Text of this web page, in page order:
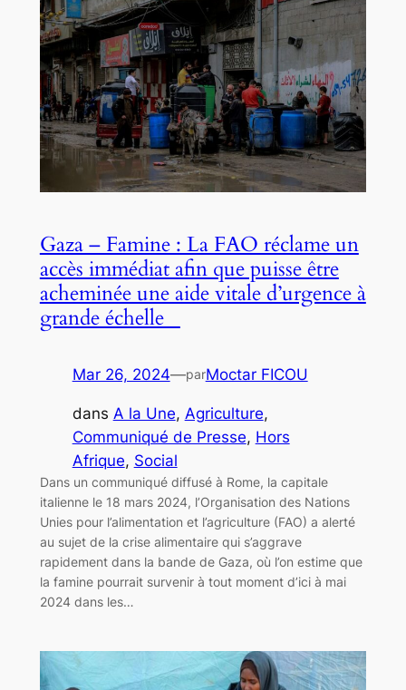
Gaza – Famine : La FAO réclame un
accès immédiat afin que puisse être
acheminée une aide vitale d’urgence à
grande échelle
Mar 26, 2024—parMoctar FICOU
dans A la Une, Agriculture
Communiqué de Presse, Hors
Afrique, Social
Dans un communiqué diffusé à Rome, la capitale
italienne le 18 mars 2024, l’Organisation des Nations
Unies pour l’alimentation et l’agriculture (FAO) a alerté
au sujet de la crise alimentaire qui s’aggrave
rapidement dans la bande de Gaza, où l’on estime que
la famine pourrait survenir à tout moment d’ici à mai
2024 dans les…